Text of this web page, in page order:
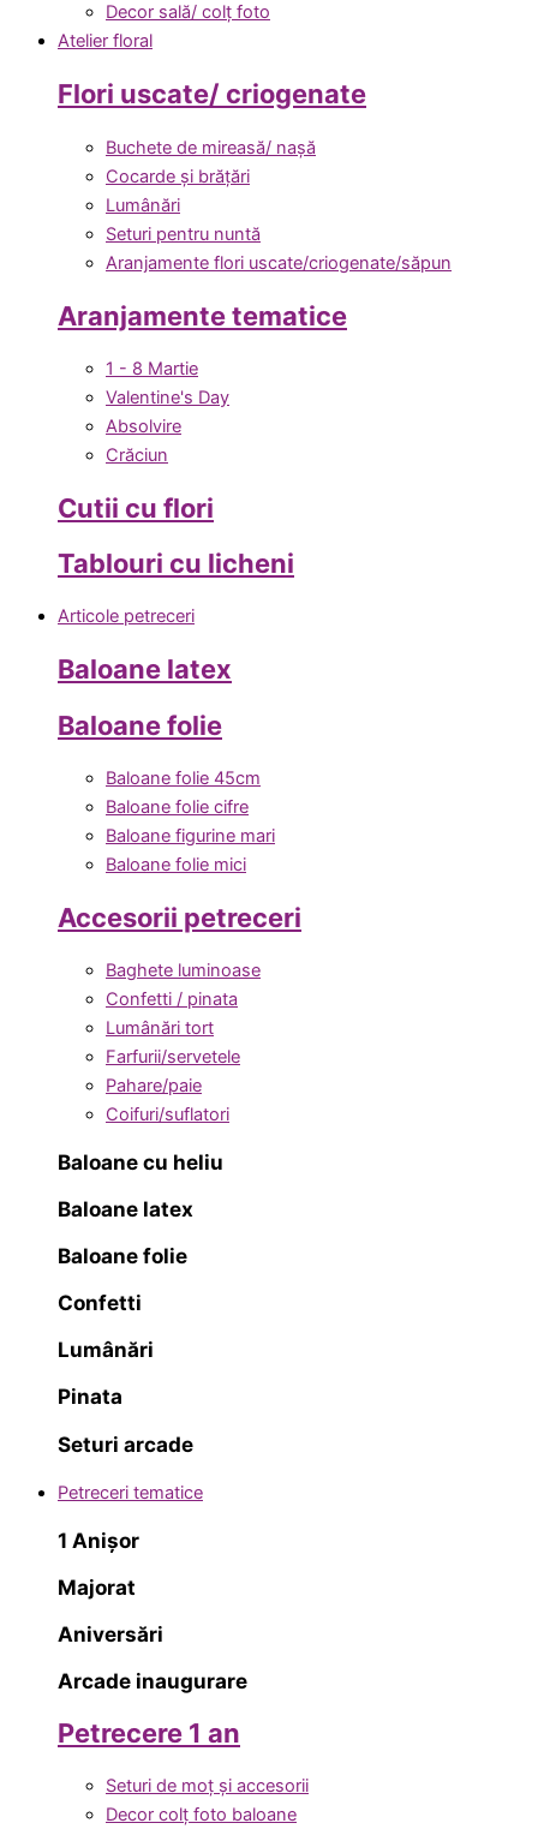
Decor sală/ colț foto
Atelier floral
Flori uscate/ criogenate
Buchete de mireasă/ nașă
Cocarde și brățări
Lumânări
Seturi pentru nuntă
Aranjamente flori uscate/criogenate/săpun
Aranjamente tematice
1 - 8 Martie
Valentine's Day
Absolvire
Crăciun
Cutii cu flori
Tablouri cu licheni
Articole petreceri
Baloane latex
Baloane folie
Baloane folie 45cm
Baloane folie cifre
Baloane figurine mari
Baloane folie mici
Accesorii petreceri
Baghete luminoase
Confetti / pinata
Lumânări tort
Farfurii/servetele
Pahare/paie
Coifuri/suflatori
Baloane cu heliu
Baloane latex
Baloane folie
Confetti
Lumânări
Pinata
Seturi arcade
Petreceri tematice
1 Anișor
Majorat
Aniversări
Arcade inaugurare
Petrecere 1 an
Seturi de moț și accesorii
Decor colț foto baloane